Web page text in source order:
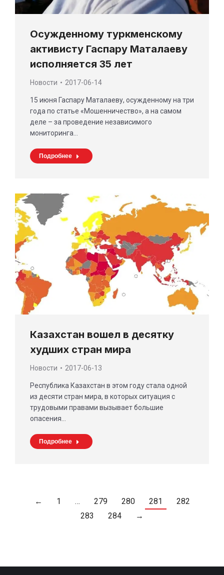
Осужденному туркменскому
активисту Гаспару Маталаеву
исполняется 35 лет
Новости 2017-06-14
15 июня Гаспару Маталаеву, осужденному на три
года по статье «Мошенничество», а на самом
деле – за проведение независимого
мониторинга…
Подробнее
Казахстан вошел в десятку
худших стран мира
Новости 2017-06-13
Республика Казахстан в этом году стала одной
из десяти стран мира, в которых ситуация с
трудовыми правами вызывает большие
опасения…
Подробнее
← 1 … 279 280 281
282
283
284 →